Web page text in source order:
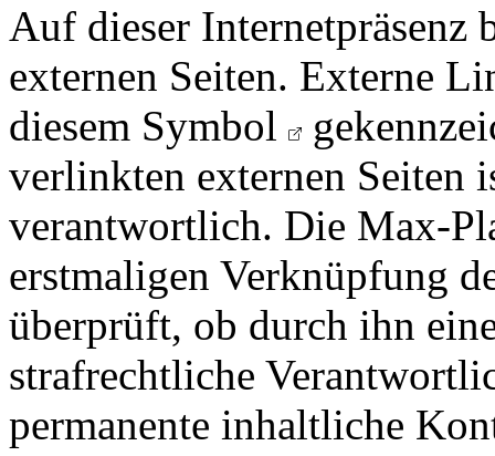
Auf dieser Internetpräsenz
externen Seiten. Externe
diesem Symbol
verlinkten externen Seiten
verantwortlich. Die Max-
erstmaligen Verknüpfung
überprüft, ob durch ihn
strafrechtliche
permanente inhaltliche